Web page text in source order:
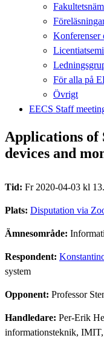
Konferenser
För alla på
Övrigt
EECS Staff
Applications of
devices and
Tid: Fr 2020-04-03 kl
Plats: Disputation via
Ämnesområde:
Respondent:
system
Opponent: Professor
Handledare: Per-Erik
informationsteknik,